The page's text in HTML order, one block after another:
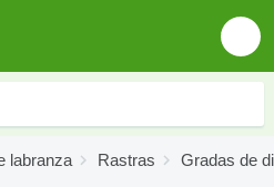
labranza Rastras Gradas de